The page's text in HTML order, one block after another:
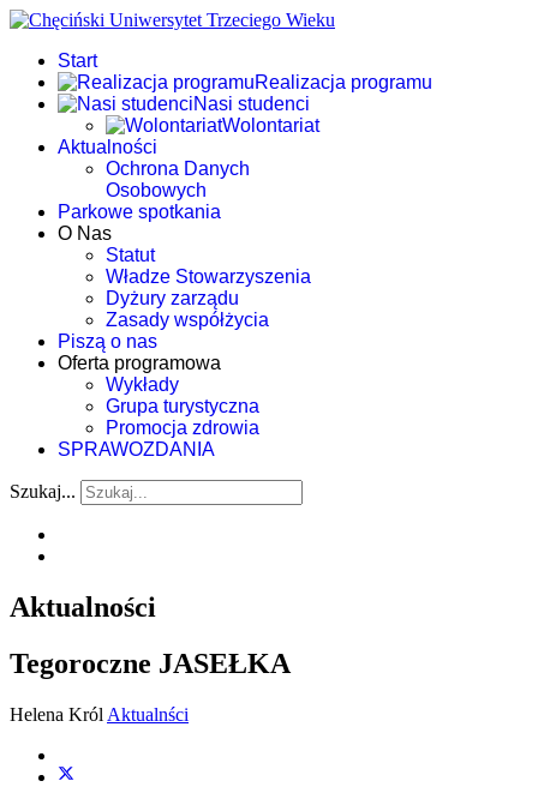
Start
Realizacja programu
Nasi studenci
Wolontariat
Aktualności
Ochrona Danych
Osobowych
Parkowe spotkania
O Nas
Statut
Władze Stowarzyszenia
Dyżury zarządu
Zasady współżycia
Piszą o nas
Oferta programowa
Wykłady
Grupa turystyczna
Promocja zdrowia
SPRAWOZDANIA
Szukaj...
Aktualności
Tegoroczne JASEŁKA
Helena Król Aktualnści